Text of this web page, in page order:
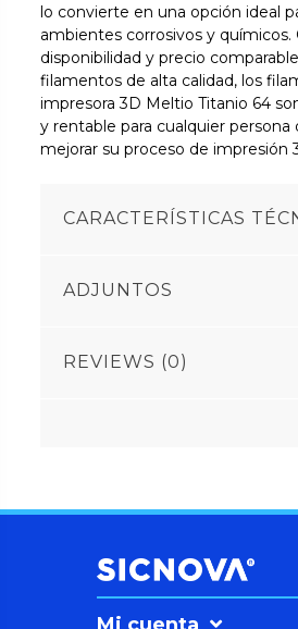
lo convierte en una opción ideal
ambientes corrosivos y químicos.
disponibilidad y precio
filamentos de alta calidad, los
impresora 3D Meltio Titanio 64
y rentable para cualquier persona
mejorar su proceso de impresión
CARACTERÍSTICAS
ADJUNTOS
REVIEWS (0)